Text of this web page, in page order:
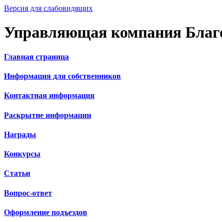
Версия для слабовидящих
Управляющая компания
Главная страница
Информация для собственников
Контактная информация
Раскрытие информации
Награды
Конкурсы
Статьи
Вопрос-ответ
Оформление подъездов